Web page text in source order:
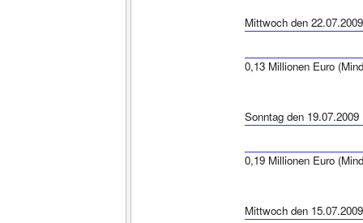
Mittwoch den 22.07.2009
0,13 Millionen Euro
Sonntag den 19.07.2009
0,19 Millionen Euro
Mittwoch den 15.07.2009